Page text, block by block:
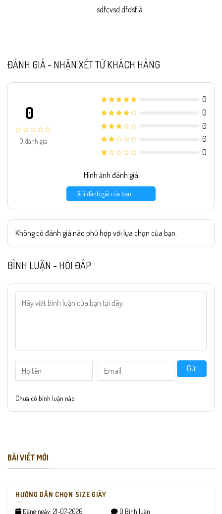
sdfcvsd dfdsf à
ĐÁNH GIÁ - NHẬN XÉT TỪ KHÁCH HÀNG
0
0 đánh giá
0
0
0
0
0
Hình ảnh đánh giá
Gửi đánh giá của bạn
Không có đánh giá nào phù hợp với lựa chọn của bạn.
BÌNH LUẬN - HỎI ĐÁP
Gửi
Chưa có bình luận nào
BÀI VIẾT MỚI
HƯỚNG DẪN CHỌN SIZE GIÀY
Đăng ngày: 21-07-2026 0 Bình luận